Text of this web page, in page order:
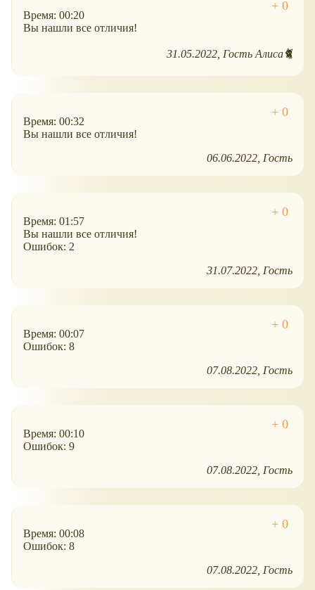
Время: 00:20
Вы нашли все отличия!
31.05.2022 Гость Алиса🐈
Время: 00:32
Вы нашли все отличия!
06.06.2022 Гость
Время: 01:57
Вы нашли все отличия!
Ошибок: 2
31.07.2022 Гость
Время: 00:07
Ошибок: 8
07.08.2022 Гость
Время: 00:10
Ошибок: 9
07.08.2022 Гость
Время: 00:08
Ошибок: 8
07.08.2022 Гость